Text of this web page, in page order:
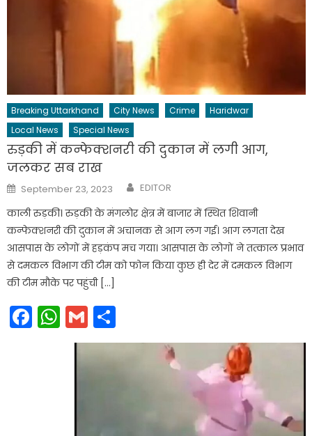
Breaking Uttarkhand City News Crime
Haridwar
Local News
Special News
रुड़की में कन्फेक्शनरी की दुकान में लगी आग,
जलकर सब राख
Posted
on
September 23, 2023 Author
EDITOR
काली रुड़की। रुड़की के मंगलोर क्षेत्र में बाजार में स्थित शिवानी
कन्फेक्शनरी की दुकान में अचानक से आग लग गई। आग लगता देख
आसपास के लोगों में हड़कंप मच गया। आसपास के लोगों ने तत्काल प्रभाव
से दमकल विभाग की टीम को फोन किया कुछ ही देर में दमकल विभाग
की टीम मौके पर पहुंची […]
Facebook
WhatsApp
Gmail